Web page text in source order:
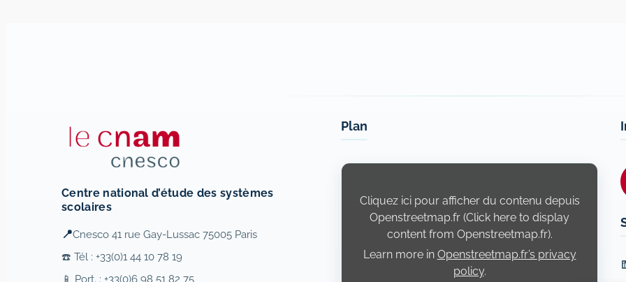
Centre national d’étude des systèmes
scolaires
📍Cnesco 41 rue Gay-Lussac 75005 Paris
☎️ Tél : +33(0)1 44 10 78 19
📱 Port. : +33(0)6 98 51 82 75
Plan
Display
Openstreetmap.fr
Cliquez ici pour afficher du contenu depuis
Openstreetmap.fr (Click here to display
content from Openstreetmap.fr).
Learn more in Openstreetmap.fr’s privacy
policy.